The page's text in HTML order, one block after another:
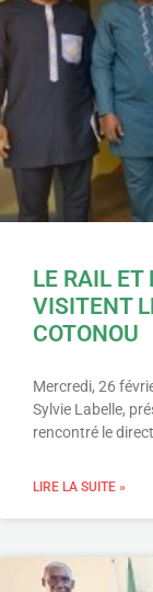
LE RAIL ET
VISITENT
COTONOU
Mercredi, 26
Sylvie Labelle,
rencontré le
LIRE LA SUITE »